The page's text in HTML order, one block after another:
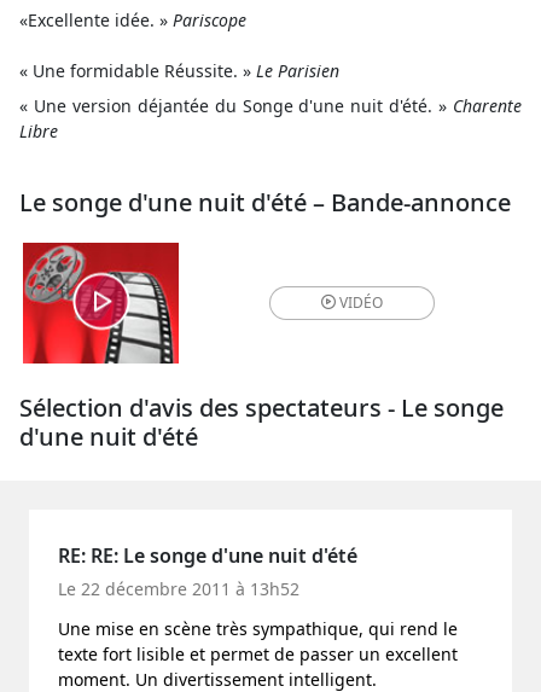
«Excellente idée. » Pariscope
« Une formidable Réussite. » Le Parisien
« Une version déjantée du Songe d'une nuit d'été. » Charente
Libre
Le songe d'une nuit d'été – Bande-annonce
VIDÉO
Sélection d'avis des spectateurs - Le songe
d'une nuit d'été
RE: RE: Le songe d'une nuit d'été
Le 22 décembre 2011 à 13h52
Une mise en scène très sympathique, qui rend le
texte fort lisible et permet de passer un excellent
moment. Un divertissement intelligent.